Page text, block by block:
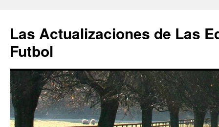
Las Actualizaciones de Las
Futbol